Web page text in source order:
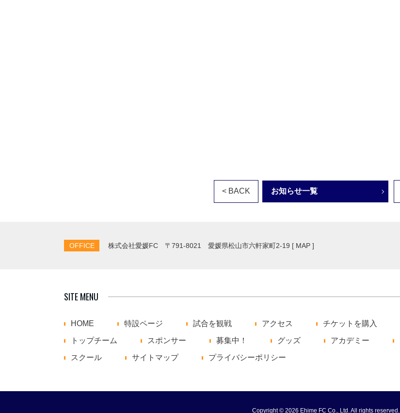
< BACK お知らせ一覧
OFFICE 株式会社愛媛FC 〒791-8021 愛媛県松山市六軒家町2-19 [ MAP ]
SITE MENU
HOME 特設ページ 試合を観戦 アクセス チケットを購入
トップチーム スポンサー 募集中！ グッズ アカデミー
スクール サイトマップ プライバシーポリシー
Copyright © 2026 Ehime FC Co., Ltd. All rights reserved.